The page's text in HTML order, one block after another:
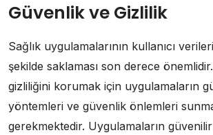
Güvenlik ve Gizlilik
Sağlık uygulamalarının kullanıcı
şekilde saklaması son derece önemlidir.
gizliliğini korumak için uygulamaların
yöntemleri ve güvenlik önlemleri
gerekmektedir. Uygulamaların